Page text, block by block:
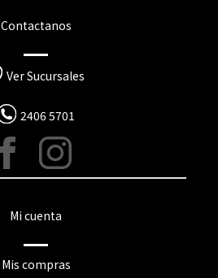
Contactanos
Ver Sucursales
2406 5701
Mi cuenta
Mis compras